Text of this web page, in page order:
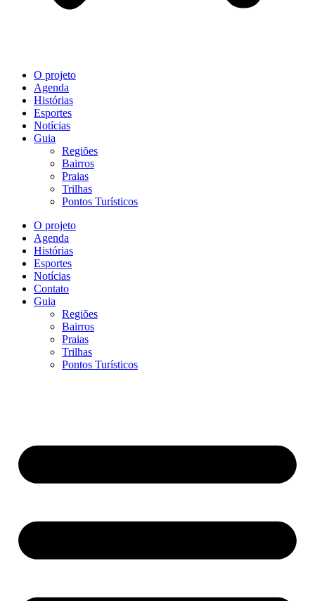
O projeto
Agenda
Histórias
Esportes
Notícias
Guia
Regiões
Bairros
Praias
Trilhas
Pontos Turísticos
O projeto
Agenda
Histórias
Esportes
Notícias
Contato
Guia
Regiões
Bairros
Praias
Trilhas
Pontos Turísticos